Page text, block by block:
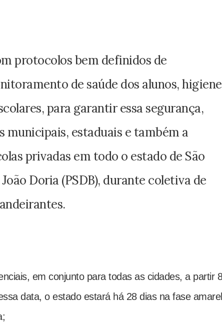
protocolos bem definidos de
de saúde dos alunos, higiene
para garantir essa segurança,
municipais, estaduais e também a
privadas em todo o estado de São
Doria (PSDB), durante coletiva de
em conjunto para todas as cidades, a partir 8
data, o estado estará há 28 dias na fase